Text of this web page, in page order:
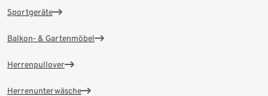
Sportgeräte
Balkon- & Gartenmöbel
Herrenpullover
Herrenunterwäsche